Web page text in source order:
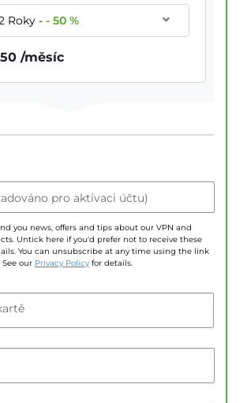
Roky--50 %
/měsíc
pro aktivaci účtu)
you news, offers and tips about our VPN and
Untick here if you'd prefer not to receive these
You can unsubscribe at any time using the link
our Privacy Policy for details.